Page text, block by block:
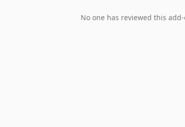
No one has reviewed this